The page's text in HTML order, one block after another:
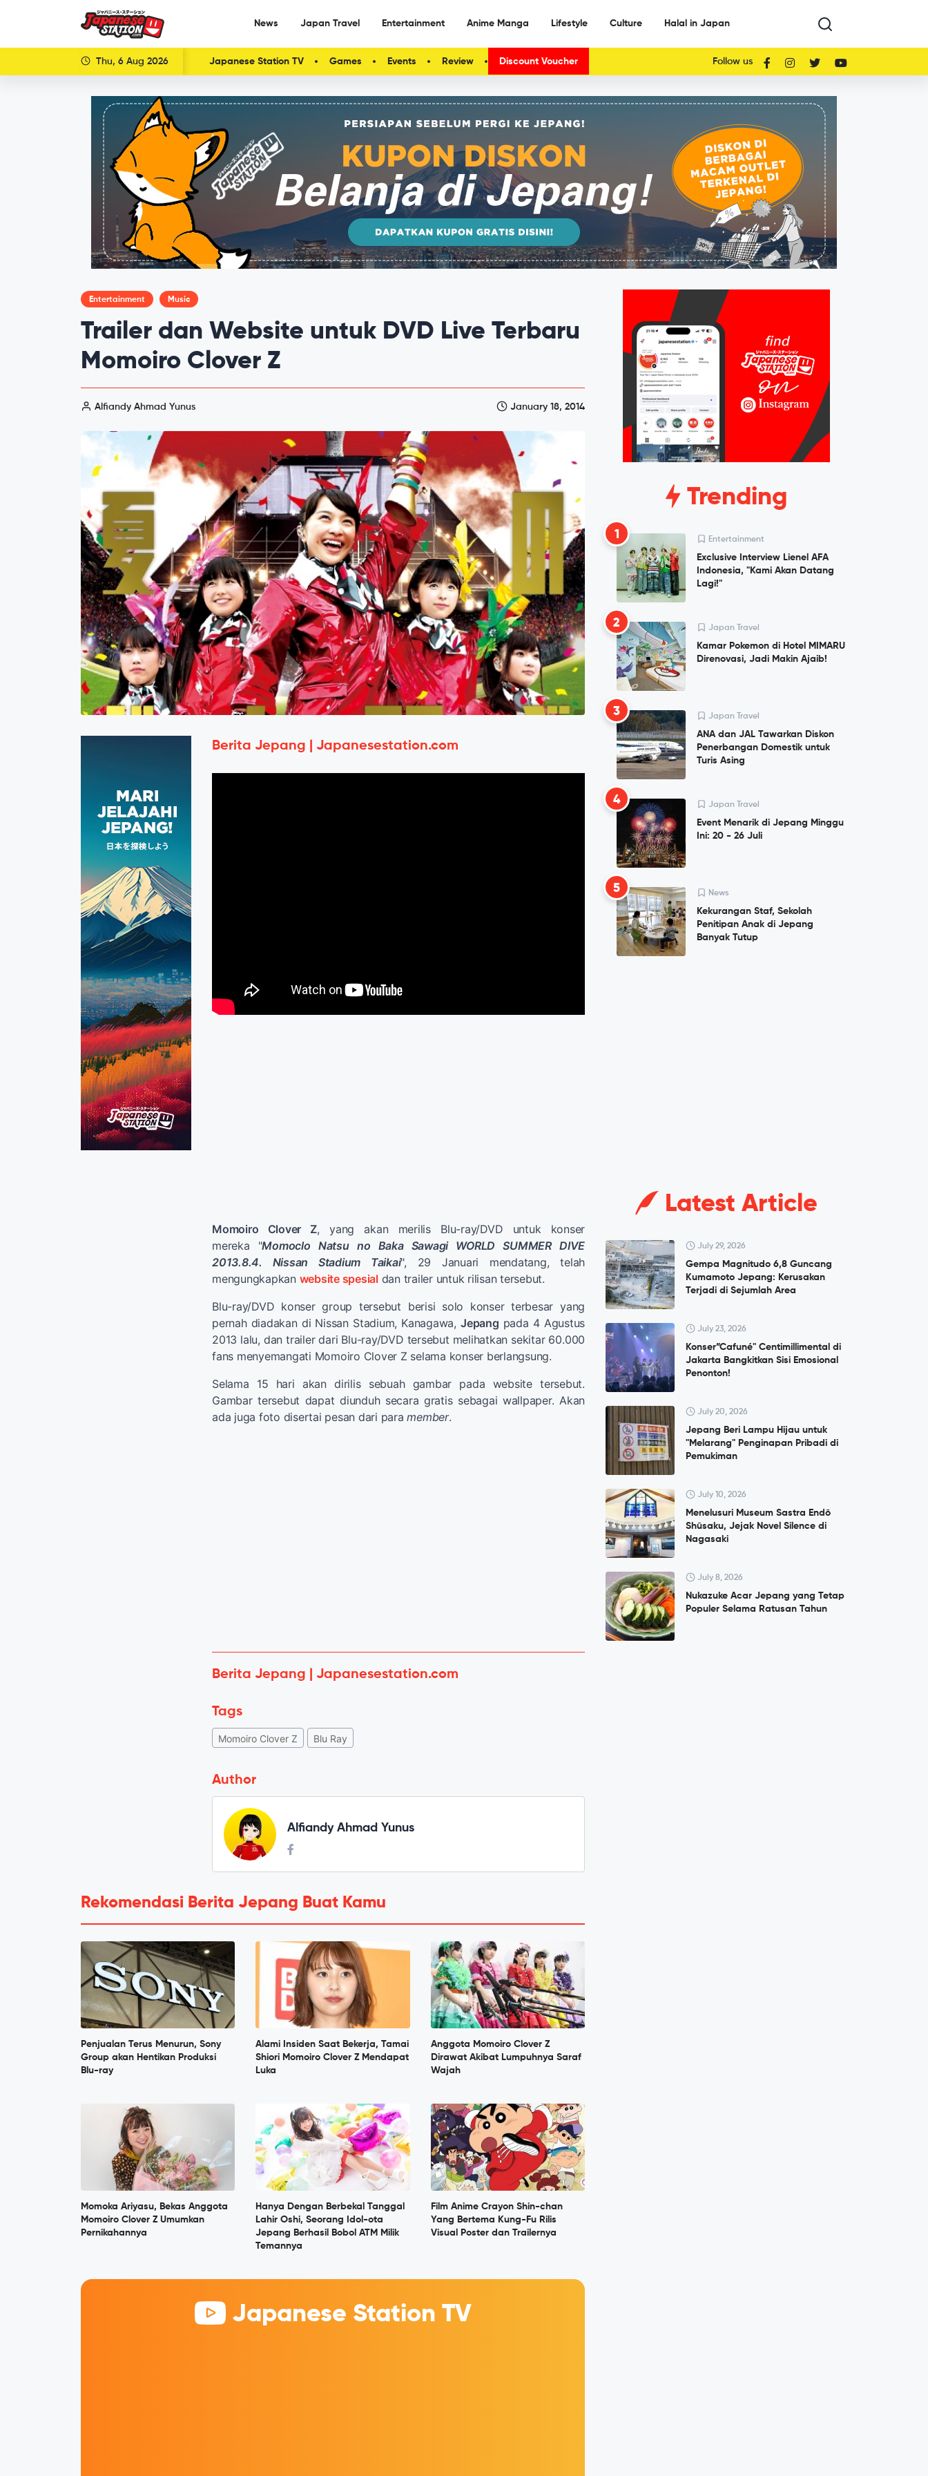
News Japan Travel Entertainment Anime Manga Lifestyle Culture Halal in Japan
Thu, 6 Aug 2026 Japanese Station TV Games Events Review Discount Voucher Follow us
Entertainment Music
Trailer dan Website untuk DVD Live Terbaru
Momoiro Clover Z
Alfiandy Ahmad Yunus January 18, 2014
Berita Jepang | Japanesestation.com
Momoiro Clover Z, yang akan merilis Blu-ray/DVD untuk konser
mereka "Momoclo Natsu no Baka Sawagi WORLD SUMMER DIVE
2013.8.4. Nissan Stadium Taikai", 29 Januari mendatang, telah
mengungkapkan website spesial dan trailer untuk rilisan tersebut.
Blu-ray/DVD konser group tersebut berisi solo konser terbesar yang
pernah diadakan di Nissan Stadium, Kanagawa,Jepang pada 4 Agustus
2013 lalu, dan trailer dari Blu-ray/DVD tersebut melihatkan sekitar 60.000
fans menyemangati Momoiro Clover Z selama konser berlangsung.
Selama 15 hari akan dirilis sebuah gambar pada website tersebut.
Gambar tersebut dapat diunduh secara gratis sebagai wallpaper. Akan
ada juga foto disertai pesan dari paramember.
Berita Jepang | Japanesestation.com
Tags
Momoiro Clover Z Blu Ray
Author
Alfiandy Ahmad Yunus
Rekomendasi Berita Jepang Buat Kamu
Penjualan Terus Menurun, Sony
Group akan Hentikan Produksi
Blu-ray
Alami Insiden Saat Bekerja, Tamai
Shiori Momoiro Clover Z Mendapat
Luka
Anggota Momoiro Clover Z
Dirawat Akibat Lumpuhnya Saraf
Wajah
Momoka Ariyasu, Bekas Anggota
Momoiro Clover Z Umumkan
Pernikahannya
Hanya Dengan Berbekal Tanggal
Lahir Oshi, Seorang Idol-ota
Jepang Berhasil Bobol ATM Milik
Temannya
Film Anime Crayon Shin-chan
Yang Bertema Kung-Fu Rilis
Visual Poster dan Trailernya
Japanese Station TV
Trending
1 Entertainment
Exclusive Interview Lienel AFA
Indonesia, "Kami Akan Datang
Lagi!"
2 Japan Travel
Kamar Pokemon di Hotel MIMARU
Direnovasi, Jadi Makin Ajaib!
3 Japan Travel
ANA dan JAL Tawarkan Diskon
Penerbangan Domestik untuk
Turis Asing
4 Japan Travel
Event Menarik di Jepang Minggu
Ini: 20 - 26 Juli
5 News
Kekurangan Staf, Sekolah
Penitipan Anak di Jepang
Banyak Tutup
Latest Article
July 29, 2026
Gempa Magnitudo 6,8 Guncang
Kumamoto Jepang: Kerusakan
Terjadi di Sejumlah Area
July 23, 2026
Konser”Cafuné" Centimillimental di
Jakarta Bangkitkan Sisi Emosional
Penonton!
July 20, 2026
Jepang Beri Lampu Hijau untuk
"Melarang" Penginapan Pribadi di
Pemukiman
July 10, 2026
Menelusuri Museum Sastra Endō
Shūsaku, Jejak Novel Silence di
Nagasaki
July 8, 2026
Nukazuke Acar Jepang yang Tetap
Populer Selama Ratusan Tahun